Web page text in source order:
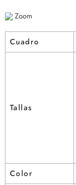
Zoom
Cuadro
Tallas
Color